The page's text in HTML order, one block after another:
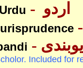
Urdu
Included for